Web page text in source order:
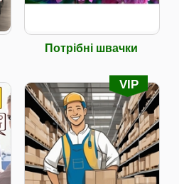
Потрібні швачки
VIP